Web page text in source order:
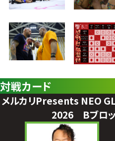
対戦カード
メルカリPresents NEO
2026 Bブロ